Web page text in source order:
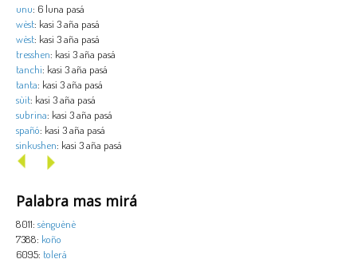
unu: 6 luna pasá
wèst: kasi 3 aña pasá
wèst: kasi 3 aña pasá
tresshen: kasi 3 aña pasá
tanchi: kasi 3 aña pasá
tanta: kasi 3 aña pasá
sùit: kasi 3 aña pasá
subrina: kasi 3 aña pasá
spañó: kasi 3 aña pasá
sinkushen: kasi 3 aña pasá
Palabra mas mirá
8011: sènguènè
7388: koño
6095: tolerá